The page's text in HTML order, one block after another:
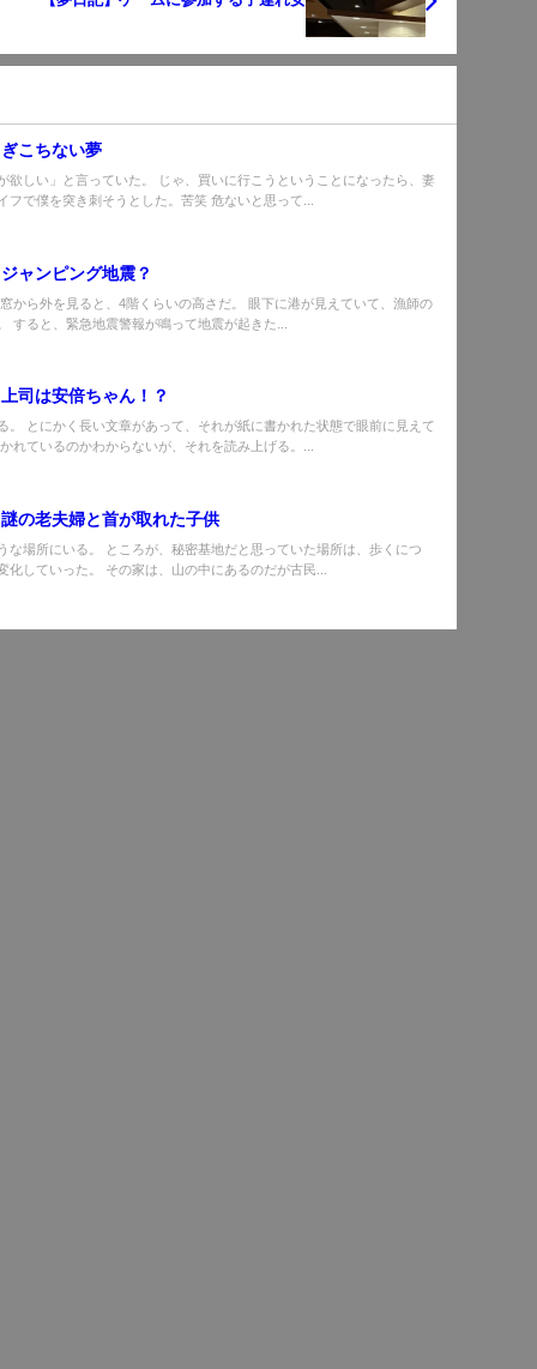
こちない夢
欲しい」と言っていた。 じゃ、買いに行こうということになったら、妻
フで僕を突き刺そうとした。苦笑 危ないと思って...
ャンピング地震？
から外を見ると、4階くらいの高さだ。 眼下に港が見えていて、漁師の
すると、緊急地震警報が鳴って地震が起きた...
司は安倍ちゃん！？
。 とにかく長い文章があって、それが紙に書かれた状態で眼前に見えて
れているのかわからないが、それを読み上げる。...
の老夫婦と首が取れた子供
な場所にいる。 ところが、秘密基地だと思っていた場所は、歩くにつ
化していった。 その家は、山の中にあるのだが古民...